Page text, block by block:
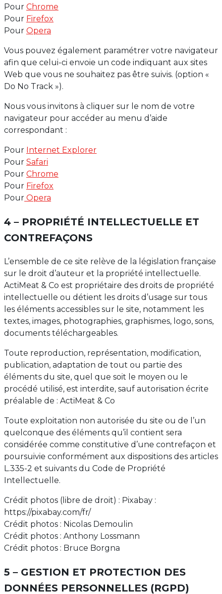
Pour Chrome
Pour Firefox
Pour Opera
Vous pouvez également paramétrer votre navigateur
afin que celui-ci envoie un code indiquant aux sites
Web que vous ne souhaitez pas être suivis. (option «
Do No Track »).
Nous vous invitons à cliquer sur le nom de votre
navigateur pour accéder au menu d’aide
correspondant :
Pour Internet Explorer
Pour Safari
Pour Chrome
Pour Firefox
Pour Opera
4 – PROPRIÉTÉ INTELLECTUELLE ET
CONTREFAÇONS
L’ensemble de ce site relève de la législation française
sur le droit d’auteur et la propriété intellectuelle.
ActiMeat & Co est propriétaire des droits de propriété
intellectuelle ou détient les droits d’usage sur tous
les éléments accessibles sur le site, notamment les
textes, images, photographies, graphismes, logo, sons,
documents téléchargeables.
Toute reproduction, représentation, modification,
publication, adaptation de tout ou partie des
éléments du site, quel que soit le moyen ou le
procédé utilisé, est interdite, sauf autorisation écrite
préalable de : ActiMeat & Co
Toute exploitation non autorisée du site ou de l’un
quelconque des éléments qu’il contient sera
considérée comme constitutive d’une contrefaçon et
poursuivie conformément aux dispositions des articles
L.335-2 et suivants du Code de Propriété
Intellectuelle.
Crédit photos (libre de droit) : Pixabay :
https://pixabay.com/fr/
Crédit photos : Nicolas Demoulin
Crédit photos : Anthony Lossmann
Crédit photos : Bruce Borgna
5 – GESTION ET PROTECTION DES
DONNÉES PERSONNELLES (RGPD)